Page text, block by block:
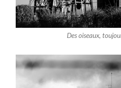
Des oiseaux,